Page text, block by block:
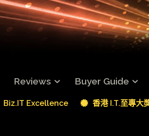
Reviews Buyer Guide
Biz.IT Excellence 香港 I.T.至專大